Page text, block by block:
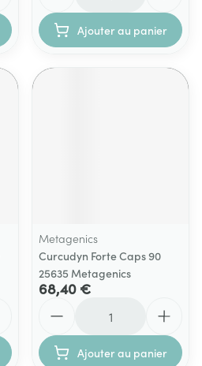
Ajouter au panier
Metagenics
Curcudyn Forte Caps 90
25635 Metagenics
68,40 €
Ajouter au panier